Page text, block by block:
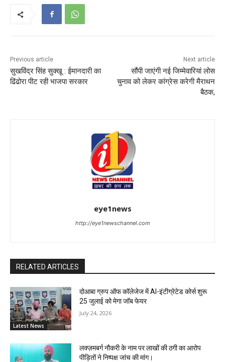
Previous article
सुखविंद्र सिंह सुक्खू : ईमानदारी का
ढिंढोरा पीट रही भाजपा सरकार
Next article
सौंपी जाएंगी नई जिम्मेवारियां लोस
चुनाव को लेकर कांग्रेस करेगी मैराथन
बैठक,
eye1news
http://eye1newschannel.com
RELATED ARTICLES
Latest News
दोआबा ग्रुप ऑफ कॉलेजेज में AI-इंटीग्रेटेड कोर्स शुरू
25 जुलाई को मेगा जॉब फेयर
July 24, 2026
लक्ज़मबर्ग नौकरी के नाम पर लाखों की ठगी का आरोप
पीड़ितों ने निष्पक्ष जांच की मांग।